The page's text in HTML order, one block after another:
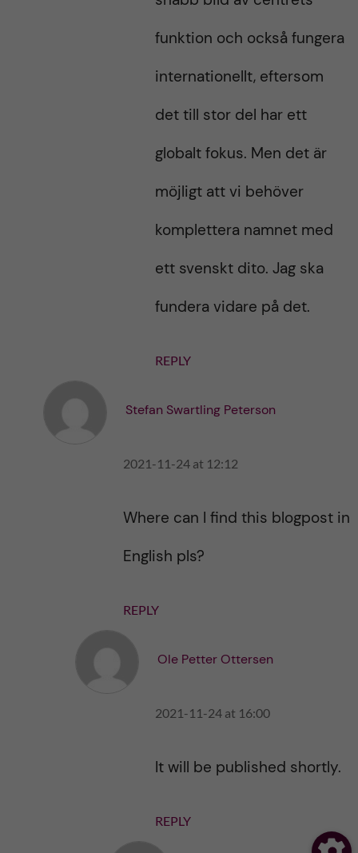
funktion och också fungera
internationellt, eftersom
det till stor del har ett
globalt fokus. Men det är
möjligt att vi behöver
komplettera namnet med
ett svenskt dito. Jag ska
fundera vidare på det.
REPLY
Stefan Swartling Peterson
2021-11-24 at 12:12
Where can I find this blogpost in
English pls?
REPLY
Ole Petter Ottersen
2021-11-24 at 16:00
It will be published shortly.
REPLY